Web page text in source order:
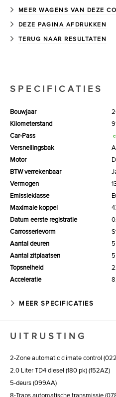
MEER WAGENS VAN DEZE
DEZE PAGINA AFDRUKKEN
TERUG NAAR RESULTATEN
SPECIFICATIES
Bouwjaar
Kilometerstand
Car-Pass
Versnellingsbak
Motor
BTW verrekenbaar
Vermogen
Emissieklasse
Maximale koppel
Datum eerste registratie
Carrosserievorm
Aantal deuren
5
Aantal zitplaatsen
5
Topsnelheid
Acceleratie
MEER SPECIFICATIES
UITRUSTING
2-Zone automatic climate control
2.0 Liter TD4 diesel (180 pk) (152AZ)
5-deurs (099AA)